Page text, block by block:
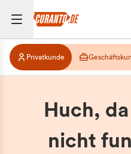
Privatkunde
Huch,
nicht